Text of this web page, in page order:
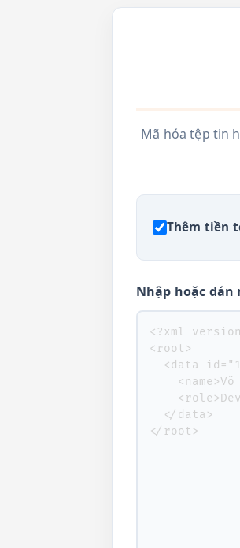
Mã hóa tệp tin
Thêm tiền
Nhập hoặc dán